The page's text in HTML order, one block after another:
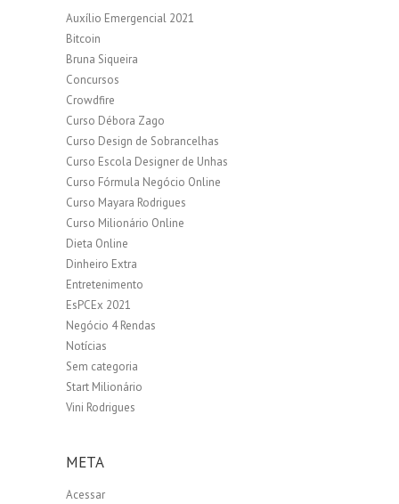
Auxílio Emergencial 2021
Bitcoin
Bruna Siqueira
Concursos
Crowdfire
Curso Débora Zago
Curso Design de Sobrancelhas
Curso Escola Designer de Unhas
Curso Fórmula Negócio Online
Curso Mayara Rodrigues
Curso Milionário Online
Dieta Online
Dinheiro Extra
Entretenimento
EsPCEx 2021
Negócio 4 Rendas
Notícias
Sem categoria
Start Milionário
Vini Rodrigues
META
Acessar